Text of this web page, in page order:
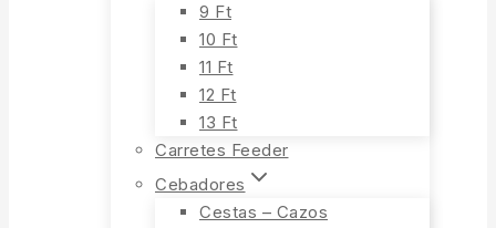
9 Ft
10 Ft
11 Ft
12 Ft
13 Ft
Carretes Feeder
Cebadores
Cestas – Cazos